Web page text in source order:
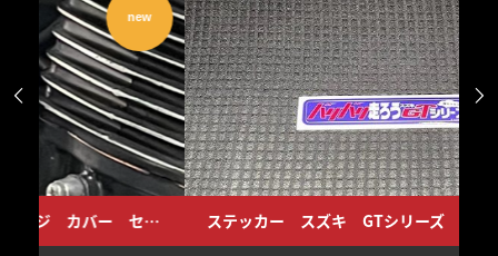
new
ステッカー スズキ GTシリーズ バリバリ走ろう
 